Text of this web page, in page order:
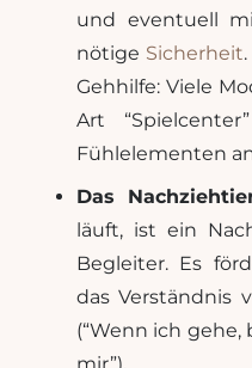
und eventuell
nötige Sicherheit
Gehhilfe: Viele
Art
Fühlelementen
Das
läuft, ist ein
Begleiter. Es
das Verständnis
(“Wenn ich